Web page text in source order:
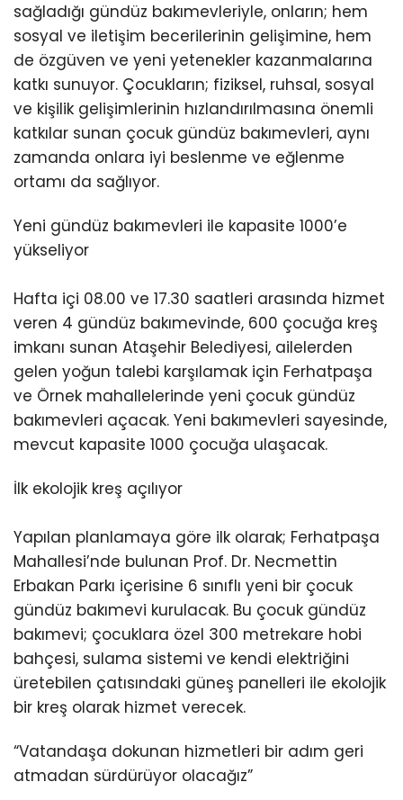
sağladığı gündüz bakımevleriyle, onların; hem
sosyal ve iletişim becerilerinin gelişimine, hem
de özgüven ve yeni yetenekler kazanmalarına
katkı sunuyor. Çocukların; fiziksel, ruhsal, sosyal
ve kişilik gelişimlerinin hızlandırılmasına önemli
katkılar sunan çocuk gündüz bakımevleri, aynı
zamanda onlara iyi beslenme ve eğlenme
ortamı da sağlıyor.
Yeni gündüz bakımevleri ile kapasite 1000’e
yükseliyor
Hafta içi 08.00 ve 17.30 saatleri arasında hizmet
veren 4 gündüz bakımevinde, 600 çocuğa kreş
imkanı sunan Ataşehir Belediyesi, ailelerden
gelen yoğun talebi karşılamak için Ferhatpaşa
ve Örnek mahallelerinde yeni çocuk gündüz
bakımevleri açacak. Yeni bakımevleri sayesinde,
mevcut kapasite 1000 çocuğa ulaşacak.
İlk ekolojik kreş açılıyor
Yapılan planlamaya göre ilk olarak; Ferhatpaşa
Mahallesi’nde bulunan Prof. Dr. Necmettin
Erbakan Parkı içerisine 6 sınıflı yeni bir çocuk
gündüz bakımevi kurulacak. Bu çocuk gündüz
bakımevi; çocuklara özel 300 metrekare hobi
bahçesi, sulama sistemi ve kendi elektriğini
üretebilen çatısındaki güneş panelleri ile ekolojik
bir kreş olarak hizmet verecek.
“Vatandaşa dokunan hizmetleri bir adım geri
atmadan sürdürüyor olacağız”